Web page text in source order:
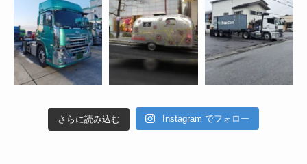
さらに読み込む Instagram でフォロー